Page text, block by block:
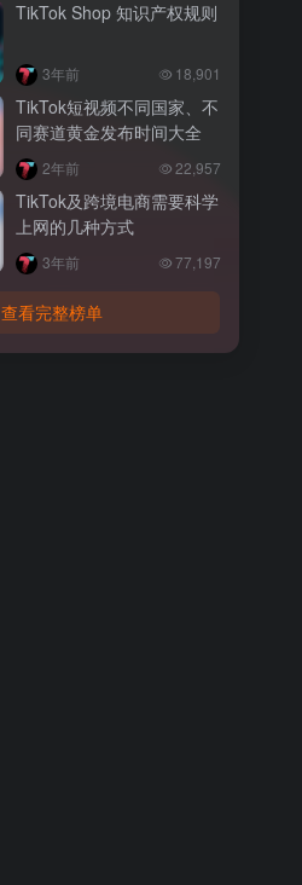
TikTok Shop 知识产权规则
3年前 18,901
TikTok短视频不同国家、不
同赛道黄金发布时间大全
2年前 22,957
TikTok及跨境电商需要科学
上网的几种方式
3年前 77,197
查看完整榜单